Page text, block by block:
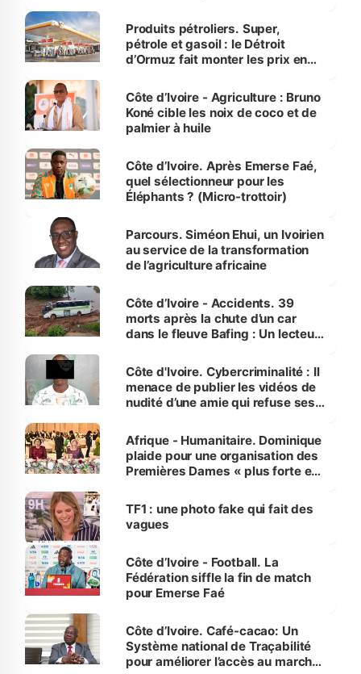
menacées
Produits pétroliers. Super,
pétrole et gasoil : le Détroit
d’Ormuz fait monter les prix en
Côte d’Ivoire - Agriculture : Bruno
Koné cible les noix de coco et de
palmier à huile
Côte d’Ivoire. Après Emerse Faé,
quel sélectionneur pour les
Éléphants ? (Micro-trottoir)
Parcours. Siméon Ehui, un Ivoirien
au service de la transformation
de l’agriculture africaine
Côte d’Ivoire - Accidents. 39
morts après la chute d’un car
dans le fleuve Bafing : Un lecteur
des Transports
Côte d'Ivoire. Cybercriminalité : Il
menace de publier les vidéos de
nudité d’une amie qui refuse ses
Afrique - Humanitaire. Dominique
plaide pour une organisation des
Premières Dames « plus forte et
sur la scène internationale »
TF1 : une photo fake qui fait des
vagues
Côte d’Ivoire - Football. La
Fédération siffle la fin de match
pour Emerse Faé
Côte d’Ivoire. Café-cacao: Un
Système national de Traçabilité
pour améliorer l’accès au marché